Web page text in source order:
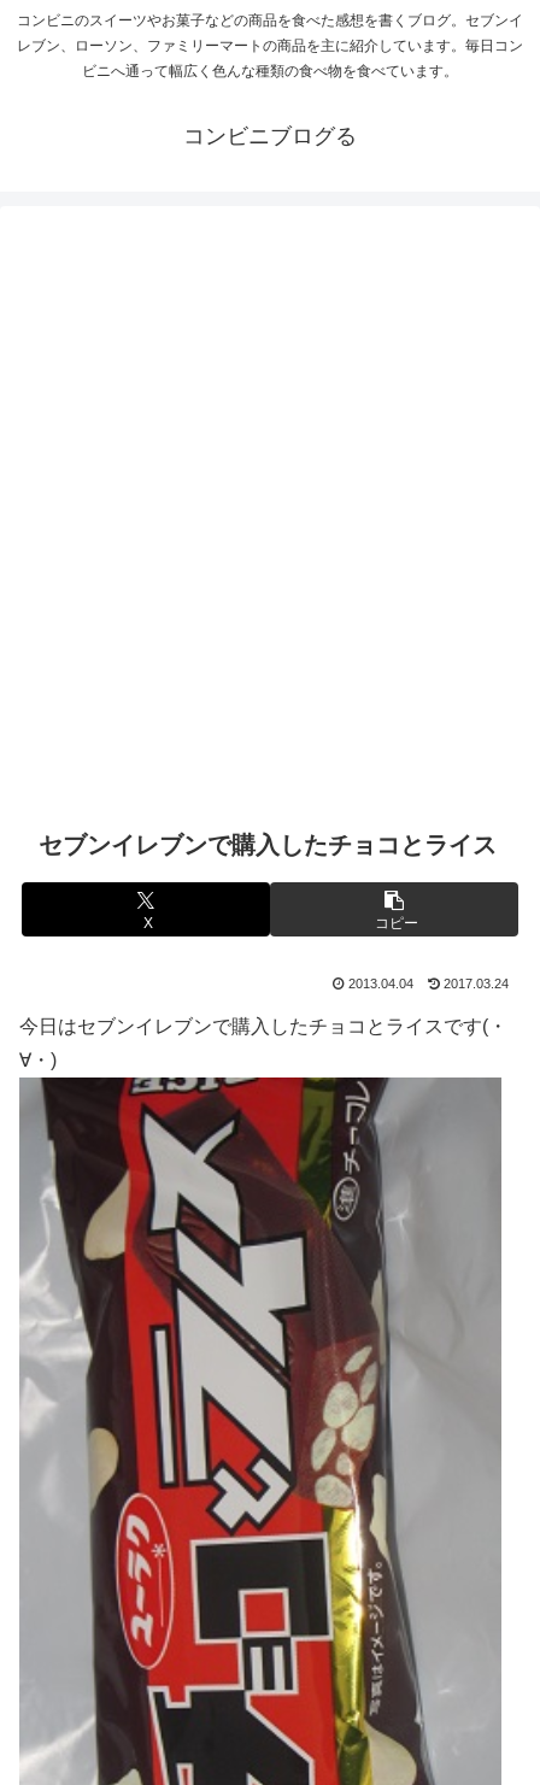
コンビニのスイーツやお菓子などの商品を食べた感想を書くブログ。セブンイ
レブン、ローソン、ファミリーマートの商品を主に紹介しています。毎日コン
ビニへ通って幅広く色んな種類の食べ物を食べています。
コンビニブログる
セブンイレブンで購入したチョコとライス
X コピー
2013.04.04 2017.03.24
今日はセブンイレブンで購入したチョコとライスです(・
∀・)